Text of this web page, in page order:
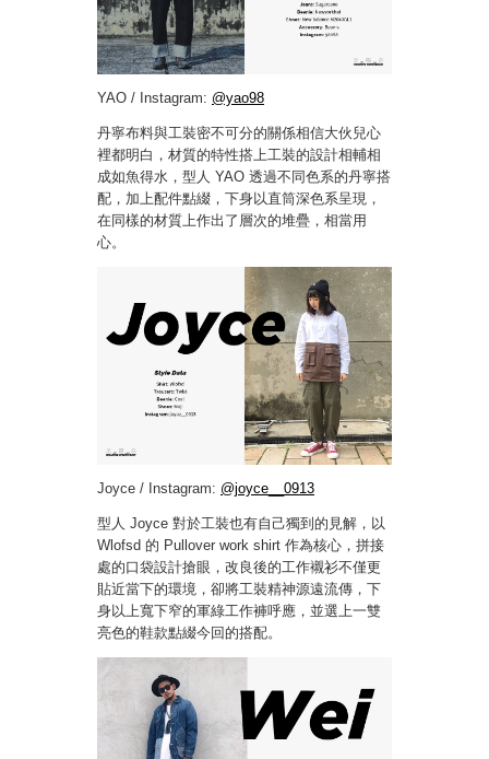
YAO / Instagram: @yao98
丹寧布料與工裝密不可分的關係相信大伙兒心
裡都明白，材質的特性搭上工裝的設計相輔相
成如魚得水，型人 YAO 透過不同色系的丹寧搭
配，加上配件點綴，下身以直筒深色系呈現，
在同樣的材質上作出了層次的堆疊，相當用
心。
Joyce / Instagram: @joyce__0913
型人 Joyce 對於工裝也有自己獨到的見解，以
Wlofsd 的 Pullover work shirt 作為核心，拼接
處的口袋設計搶眼，改良後的工作襯衫不僅更
貼近當下的環境，卻將工裝精神源遠流傳，下
身以上寬下窄的軍綠工作褲呼應，並選上一雙
亮色的鞋款點綴今回的搭配。